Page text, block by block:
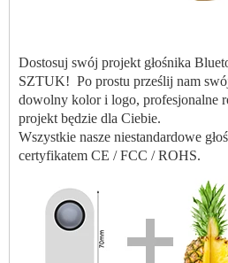
Dostosuj swój projekt głośnika
SZTUK! Po prostu prześlij nam
dowolny kolor i logo, profesjonalne
projekt będzie dla Ciebie.
Wszystkie nasze niestandardowe
certyfikatem CE / FCC / ROHS.